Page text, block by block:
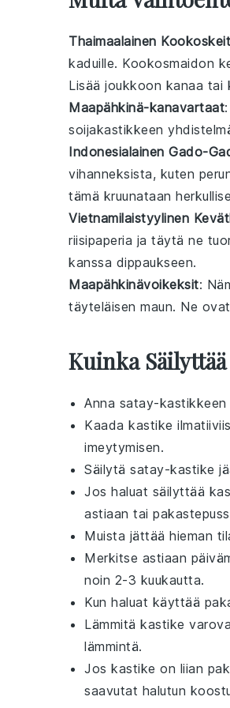
Thaimaalainen
kaduille. Kookosmaidon
Lisää joukkoon kanaa tai
Maapähkinä-kanavartaat
soijakastikkeen
Indonesialainen Gado-
vihanneksista, kuten
tämä kruunataan
Vietnamilaistyylinen
riisipaperia ja täytä ne
kanssa dippaukseen.
Maapähkinävoikeksit:
täyteläisen maun. Ne
Kuinka
Anna satay-kastikkeen
Kaada kastike
imeytymisen.
Säilytä satay-kastike
Jos haluat säilyttää
astiaan tai
Muista jättää hieman
Merkitse astiaan
noin 2-3 kuukautta.
Kun haluat käyttää
Lämmitä kastike
lämmintä.
Jos kastike on liian
saavutat halutun